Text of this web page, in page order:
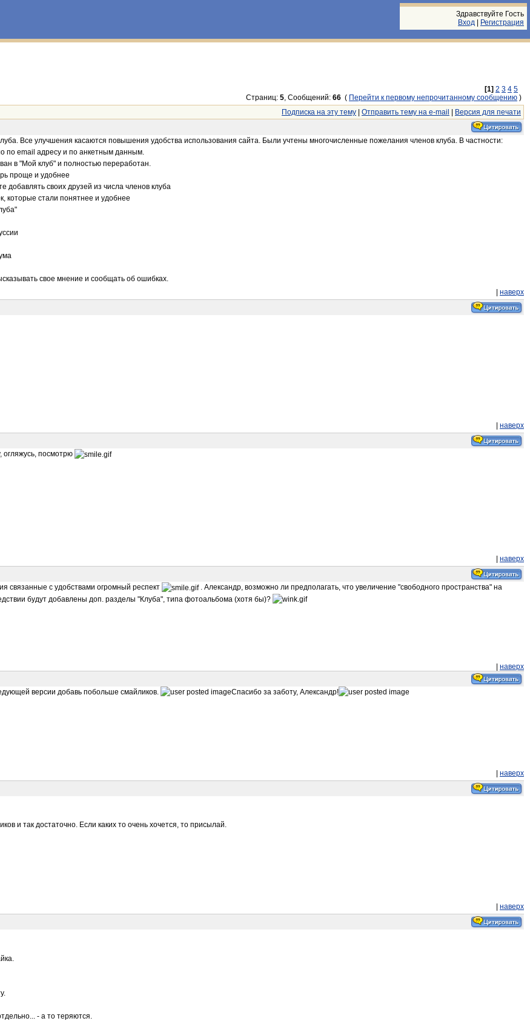
Здравствуйте Гость
Вход
Регистрация
[1] 2 3 4 5
Страниц: 5, Сообщений: 66 ( Перейти к первому непрочитанному сообщению )
Подписка на эту тему Отправить тему на e-mail
Версия для печати
Все улучшения касаются повышения удобства использования сайта. Были учтены многочисленные пожелания членов клуба. В частности:
по email адресу и по анкетным данным.
в "Мой клуб" и полностью переработан.
проще и удобнее
добавлять своих друзей из числа членов клуба
которые стали понятнее и удобнее
свое мнение и сообщать об ошибках.
наверх
наверх
огляжусь, посмотрю
наверх
связанные с удобствами огромный респект
. Александр, возможно ли предполагать, что увеличение "свободного пространства" на
будут добавлены доп. разделы "Клуба", типа фотоальбома (хотя бы)?
наверх
версии добавь побольше смайликов. Спасибо за заботу, Александр!
наверх
и так достаточно. Если каких то очень хочется, то присылай.
наверх
- а то теряются.